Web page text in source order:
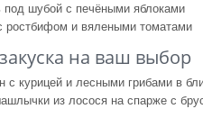
под шубой с печёными яблоками
ростбифом и вялеными томатами
на ваш выбор
с курицей и лесными грибами в
из лосося на спарже с